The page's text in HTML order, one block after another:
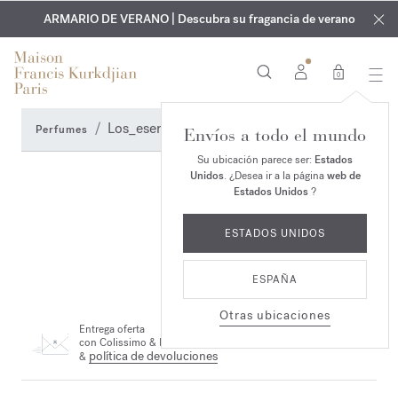
EXCLUSIVO | Descubra la nueva fragancia OUD
velvet mood
en su pedido*
GRABADO GRATUITO | En todas las fragancias y aceites
corporales hasta el 9 de agosto
ARMARIO DE VERANO | Descubra su fragancia de verano
0
Envíos a todo el mundo
Su ubicación parece ser: Estados
Unidos. ¿Desea ir a la páginaweb de
Estados Unidos?
ESTADOS UNIDOS
ESPAÑA
Otras ubicaciones
Perfumes Los_esenciales_del_verano
Entrega oferta
con Colissimo & DHL
& política de devoluciones